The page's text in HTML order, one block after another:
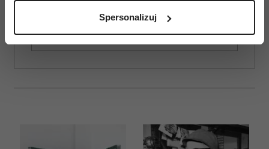
(fingerprinting, czyli wirtualny odcisk palca)
dane są przetwarzane oraz ustaw własne preferencje w
sekcji szczegółów. W Deklaracji plików cookie możesz
i reklam, aby oferować funkcje społecznościowe i
analizować ruch w naszej witrynie. Informacje o tym, jak
Spersonalizuj
E-WYDANIE